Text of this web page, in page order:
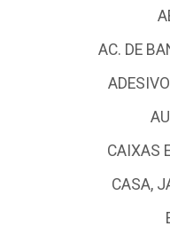
AC. DE
CAIXAS
CASA,